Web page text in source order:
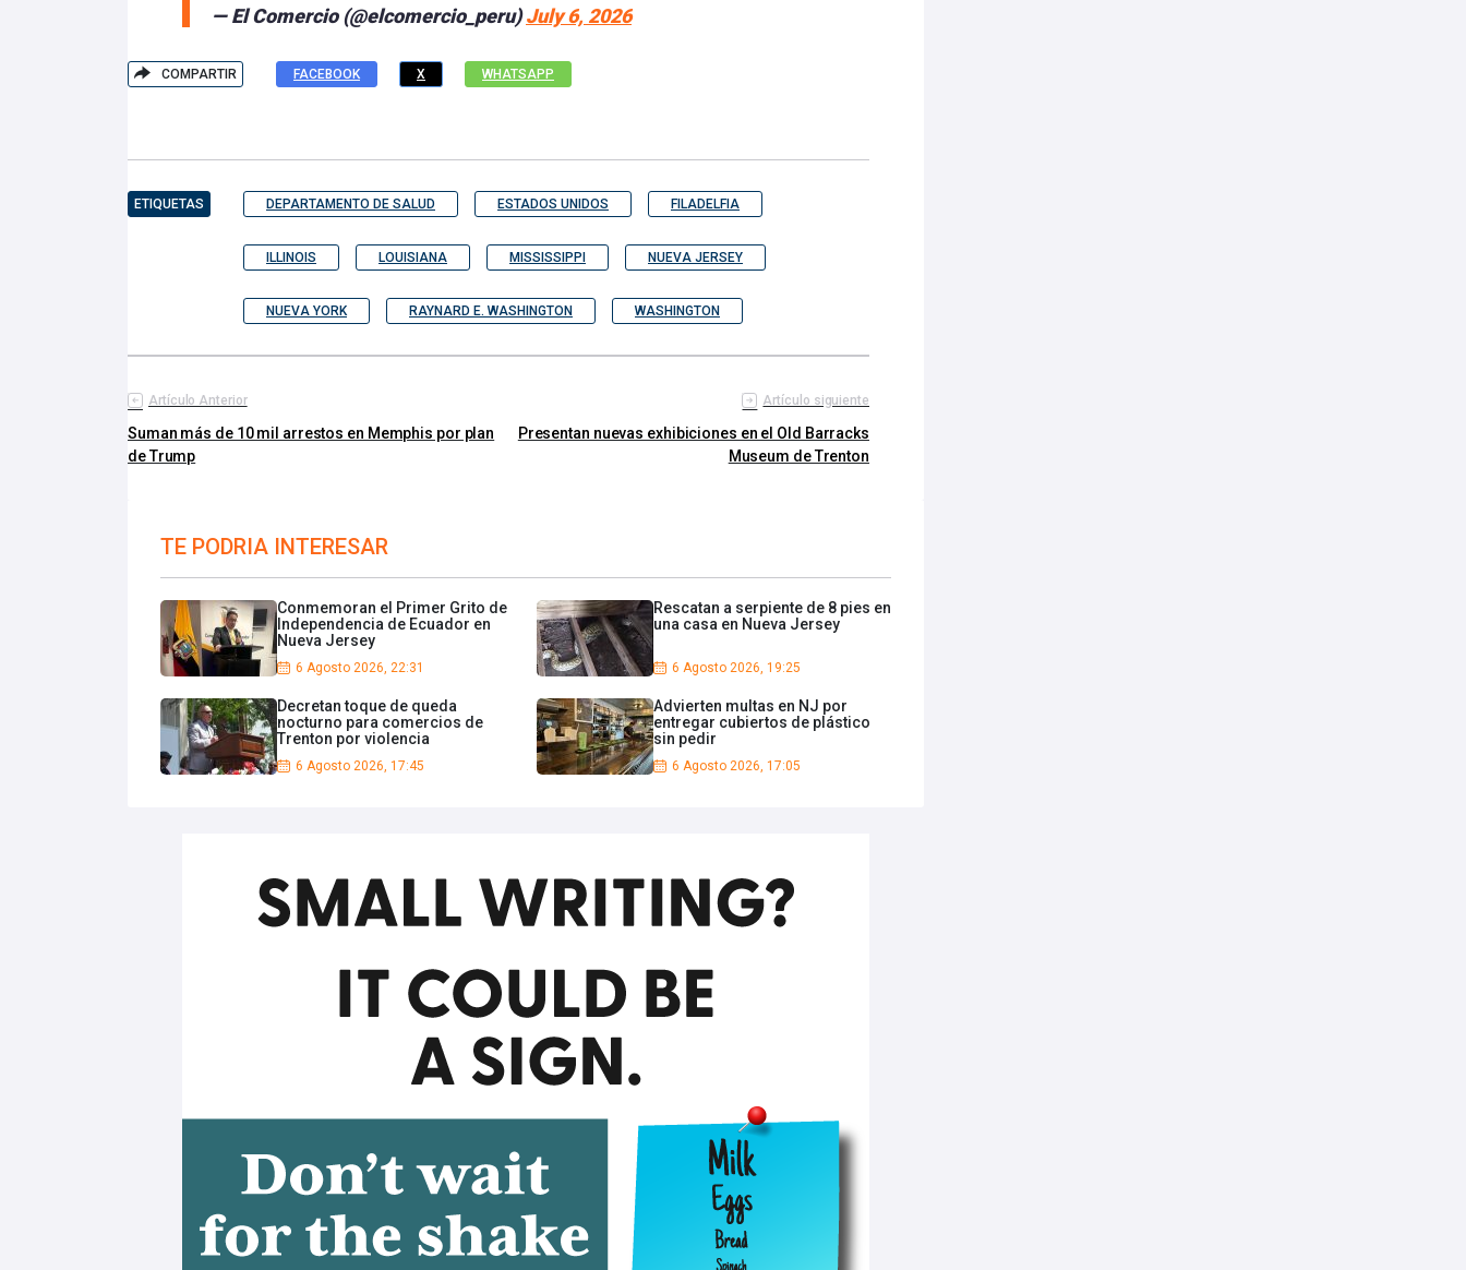
— El Comercio (@elcomercio_peru)July 6, 2026
COMPARTIR FACEBOOK X WHATSAPP
ETIQUETAS DEPARTAMENTO DE SALUD ESTADOS UNIDOS FILADELFIA
ILLINOIS LOUISIANA MISSISSIPPI NUEVA JERSEY
NUEVA YORK RAYNARD E. WASHINGTON WASHINGTON
Artículo Anterior
Suman más de 10 mil arrestos en Memphis por plan
de Trump
Artículo siguiente
Presentan nuevas exhibiciones en el Old Barracks
Museum de Trenton
TE PODRIA INTERESAR
Conmemoran el Primer Grito de
Independencia de Ecuador en
Nueva Jersey
6 Agosto 2026, 22:31
Rescatan a serpiente de 8 pies en
una casa en Nueva Jersey
6 Agosto 2026, 19:25
Decretan toque de queda
nocturno para comercios de
Trenton por violencia
6 Agosto 2026, 17:45
Advierten multas en NJ por
entregar cubiertos de plástico
sin pedir
6 Agosto 2026, 17:05